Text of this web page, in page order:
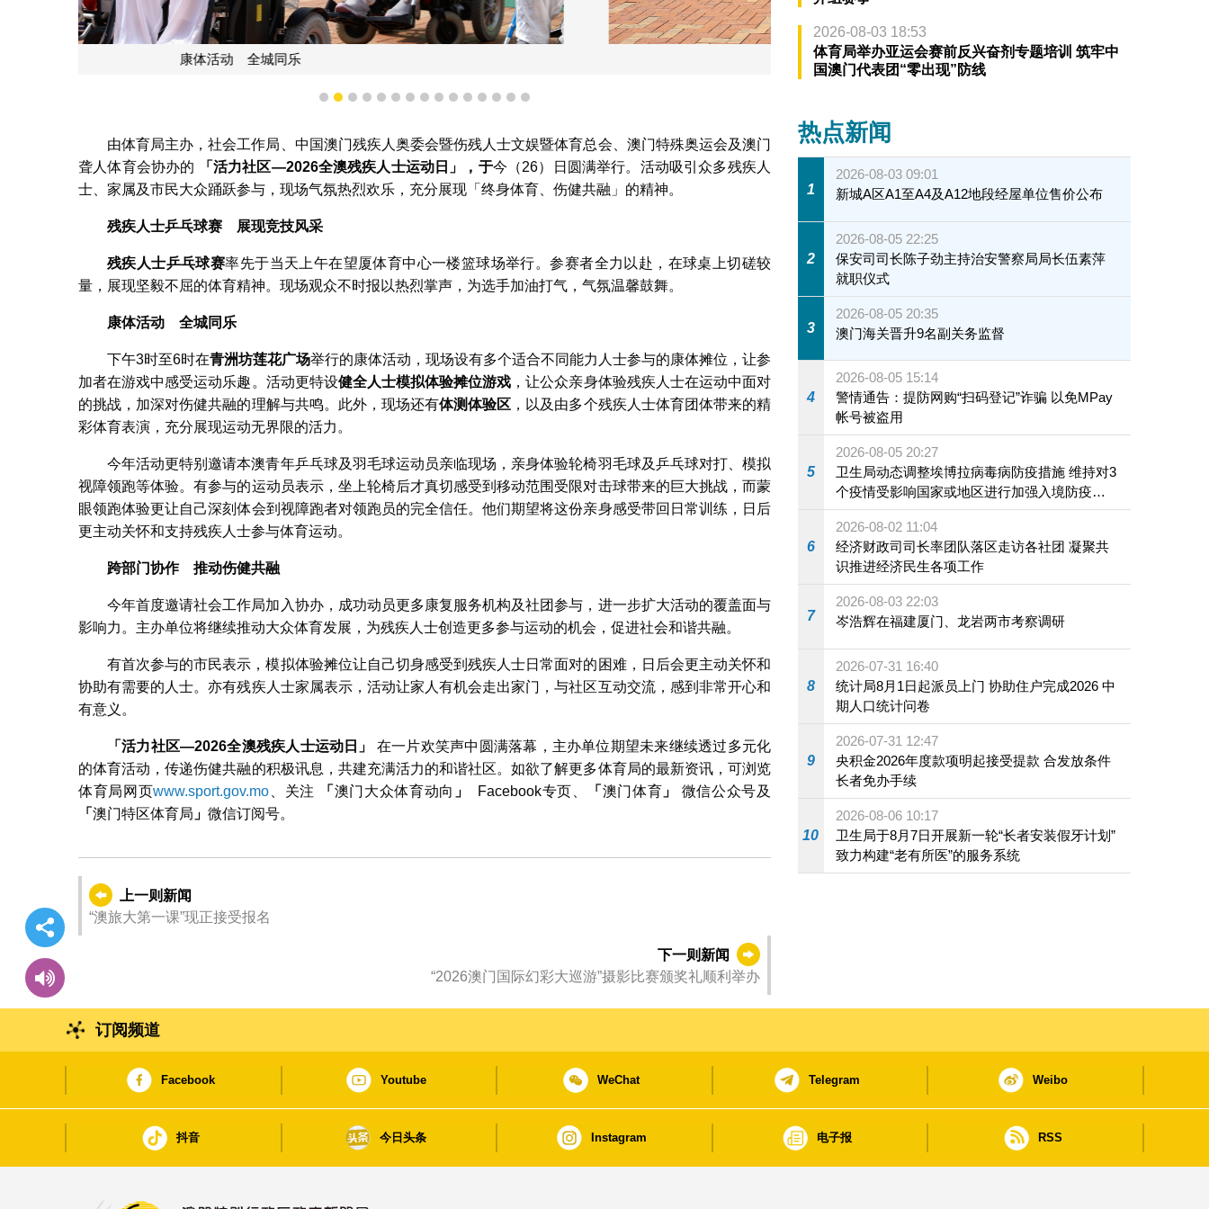
1 2 3 4 5 6 7 8 9 101112131415
由体育局主办，社会工作局、中国澳门残疾人奥委会暨伤残人士文娱暨体育总会、澳门特殊奥运会及澳门
聋人体育会协办的
「活力社区—2026全澳残疾人士运动日」，于今（26）日圆满举行。活动吸引众多残疾人
士、家属及市民大众踊跃参与，现场气氛热烈欢乐，充分展现「终身体育、伤健共融」的精神。
残疾人士乒乓球赛 展现竞技风采
残疾人士乒乓球赛率先于当天上午在望厦体育中心一楼篮球场举行。参赛者全力以赴，在球桌上切磋较
量，展现坚毅不屈的体育精神。现场观众不时报以热烈掌声，为选手加油打气，气氛温馨鼓舞。
康体活动 全城同乐
下午3时至6时在青洲坊莲花广场举行的康体活动，现场设有多个适合不同能力人士参与的康体摊位，让参
加者在游戏中感受运动乐趣。活动更特设健全人士模拟体验摊位游戏 ，让公众亲身体验残疾人士在运动中面对
的挑战，加深对伤健共融的理解与共鸣。此外，现场还有体测体验区 ，以及由多个残疾人士体育团体带来的精
彩体育表演，充分展现运动无界限的活力。
今年活动更特别邀请本澳青年乒乓球及羽毛球运动员亲临现场，亲身体验轮椅羽毛球及乒乓球对打、模拟
视障领跑等体验。有参与的运动员表示，坐上轮椅后才真切感受到移动范围受限对击球带来的巨大挑战，而蒙
眼领跑体验更让自己深刻体会到视障跑者对领跑员的完全信任。他们期望将这份亲身感受带回日常训练，日后
更主动关怀和支持残疾人士参与体育运动。
跨部门协作 推动伤健共融
今年首度邀请社会工作局加入协办，成功动员更多康复服务机构及社团参与，进一步扩大活动的覆盖面与
影响力。主办单位将继续推动大众体育发展，为残疾人士创造更多参与运动的机会，促进社会和谐共融。
有首次参与的市民表示，模拟体验摊位让自己切身感受到残疾人士日常面对的困难，日后会更主动关怀和
协助有需要的人士。亦有残疾人士家属表示，活动让家人有机会走出家门，与社区互动交流，感到非常开心和
有意义。
「活力社区—2026全澳残疾人士运动日」
在一片欢笑声中圆满落幕，主办单位期望未来继续透过多元化
的体育活动，传递伤健共融的积极讯息，共建充满活力的和谐社区。如欲了解更多体育局的最新资讯，可浏览
体育局网页www.sport.gov.mo、关注 「 澳门大众体育动向 」 Facebook专页、 「 澳门体育 」
微信公众号及
「 澳门特区体育局 」 微信订阅号。
上一则新闻
“澳旅大第一课”现正接受报名
下一则新闻
“2026澳门国际幻彩大巡游”摄影比赛颁奖礼顺利举办
2026-08-03 18:53
体育局举办亚运会赛前反兴奋剂专题培训 筑牢中
国澳门代表团“零出现”防线
热点新闻
1
2026-08-03 09:01
新城A区A1至A4及A12地段经屋单位售价公布
2
2026-08-05 22:25
保安司司长陈子劲主持治安警察局局长伍素萍
就职仪式
3
2026-08-05 20:35
澳门海关晋升9名副关务监督
4
2026-08-05 15:14
警情通告：提防网购“扫码登记”诈骗 以免MPay
帐号被盗用
5
2026-08-05 20:27
卫生局动态调整埃博拉病毒病防疫措施 维持对3
个疫情受影响国家或地区进行加强入境防疫措
施
6
2026-08-02 11:04
经济财政司司长率团队落区走访各社团 凝聚共
识推进经济民生各项工作
7
2026-08-03 22:03
岑浩辉在福建厦门、龙岩两市考察调研
8
2026-07-31 16:40
统计局8月1日起派员上门 协助住户完成2026 中
期人口统计问卷
9
2026-07-31 12:47
央积金2026年度款项明起接受提款 合发放条件
长者免办手续
10
2026-08-06 10:17
卫生局于8月7日开展新一轮“长者安装假牙计划”
致力构建“老有所医”的服务系统
订阅频道
Facebook Youtube WeChat Telegram Weibo
抖音 今日头条 Instagram 电子报 RSS